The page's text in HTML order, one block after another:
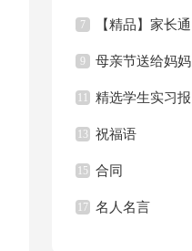
板集合九篇
7 【精品】家长通
知合集10篇
9 母亲节送给妈妈
的一封信
11 精选学生实习报
告合集10篇
13 祝福语
15 合同
17 名人名言